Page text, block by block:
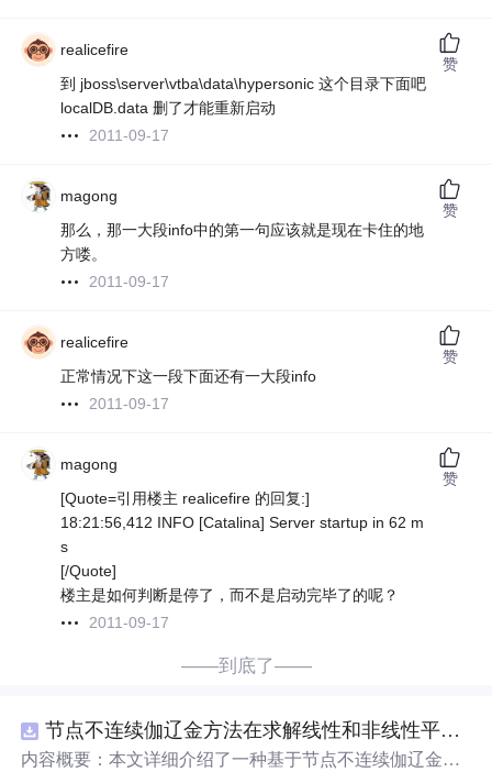
realicefire
到 jboss\server\vtba\data\hypersonic 这个目录下面吧
localDB.data 删了才能重新启动
2011-09-17
赞
magong
那么，那一大段info中的第一句应该就是现在卡住的地
方喽。
2011-09-17
赞
realicefire
正常情况下这一段下面还有一大段info
2011-09-17
赞
magong
[Quote=引用楼主 realicefire 的回复:]
18:21:56,412 INFO [Catalina] Server startup in 62 m
s
[/Quote]
楼主是如何判断是停了，而不是启动完毕了的呢？
2011-09-17
赞
——到底了——
节点不连续伽辽金方法在求解线性和非线性平流方程中的一维实现（Matlab代码实现）
内容概要：本文详细介绍了一种基于节点不连续伽辽金方